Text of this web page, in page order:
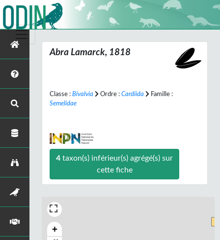
Abra Lamarck, 1818
Classe : Bivalvia Ordre : Cardiida
Famille :
Semelidae
4taxon(s) inférieur(s) agrégé(s) sur
cette fiche
+